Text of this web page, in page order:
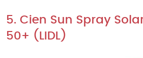
5. Cien Sun Spray
50+ (LIDL)